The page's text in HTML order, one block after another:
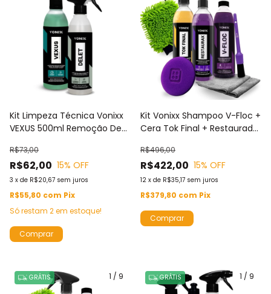
Kit Limpeza Técnica Vonixx
VEXUS 500ml Remoção De
500ml Limpador Multiuso
R$62,00
R$73,00
15% OFF
3 x de R$20,67 sem juros
R$55,80 com Pix
Só restam 2em estoque!
Kit Vonixx Shampoo V-Floc +
Cera Tok Final + Restaurador
Toalhas + Luva + Apl
Espuma + Pincel
R$422,00
R$496,00
15% OFF
12 x de R$35,17 sem juros
R$379,80 com Pix
1 / 9
GRÁTIS 1 / 9
GRÁTIS